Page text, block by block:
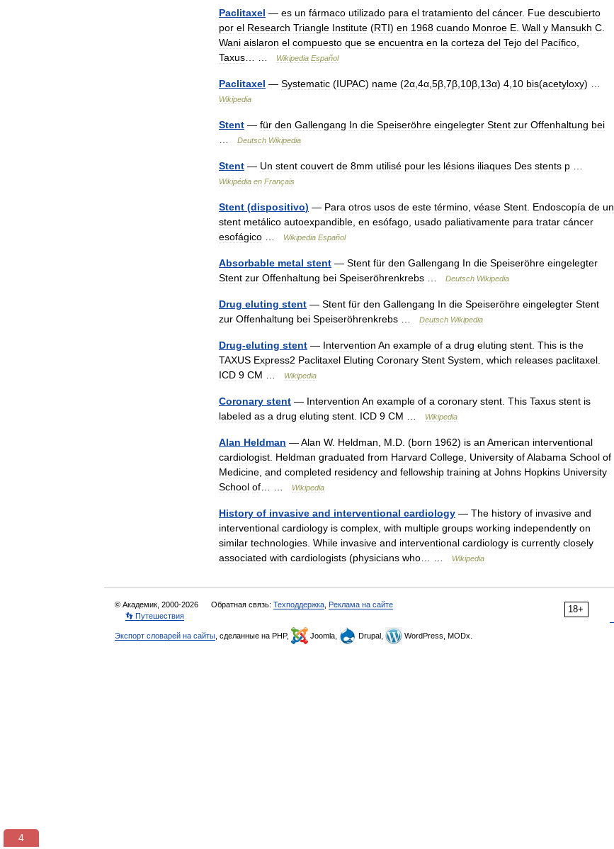
Paclitaxel — es un fármaco utilizado para el tratamiento del cáncer. Fue descubierto
por el Research Triangle Institute (RTI) en 1968 cuando Monroe E Wall y Mansukh C
Wani aislaron el compuesto que se encuentra en la corteza del Tejo del Pacífico
Taxus
Wikipedia Español
Paclitaxel — Systematic (IUPAC) name (2α 4α 5β 7β 10β 13α) 4 10 bis(acetyloxy) …
Wikipedia
Stent — für den Gallengang In die Speiseröhre eingelegter Stent zur Offenhaltung bei
Deutsch Wikipedia
Stent — Un stent couvert de 8mm utilisé pour les lésions iliaques Des stents p
Wikipédia en Français
Stent (dispositivo) — Para otros usos de este término véase Stent Endoscopía de un
stent metálico autoexpandible en esófago usado paliativamente para tratar cáncer
esofágico
Wikipedia Español
Absorbable metal stent — Stent für den Gallengang In die Speiseröhre eingelegter
Stent zur Offenhaltung bei Speiseröhrenkrebs Deutsch Wikipedia
Drug eluting stent — Stent für den Gallengang In die Speiseröhre eingelegter Stent
zur Offenhaltung bei Speiseröhrenkrebs Deutsch Wikipedia
Drug-eluting stent — Intervention An example of a drug eluting stent This is the
TAXUS Express2 Paclitaxel Eluting Coronary Stent System which releases paclitaxel
ICD 9 CM Wikipedia
Coronary stent — Intervention An example of a coronary stent This Taxus stent is
labeled as a drug eluting stent ICD 9 CM Wikipedia
Alan Heldman —Alan W. Heldman M D . (born 1962) is an American interventional
cardiologist Heldman graduated from Harvard College University ofAlabama School of
Medicine and completed residency and fellowship training at Johns Hopkins University
School of Wikipedia
History of invasive and interventional cardiology — The history of invasive and
interventional cardiology is complex with multiple groups working independently on
similar technologies While invasive and interventional cardiology is currently closely
associated with cardiologists (physicians who Wikipedia
18+
© Академик, 2000-2026 Обратная связь: Техподдержка Реклама на сайте
👣 Путешествия
Экспорт словарей на сайты , сделанные на PHP, Joomla, Drupal, WordPress, MODx.
4